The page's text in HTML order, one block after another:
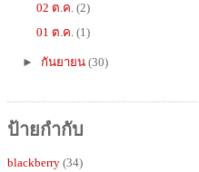
02 ต.ค. (2)
01 ต.ค. (1)
► กันยายน (30)
ป้ายกำกับ
blackberry (34)